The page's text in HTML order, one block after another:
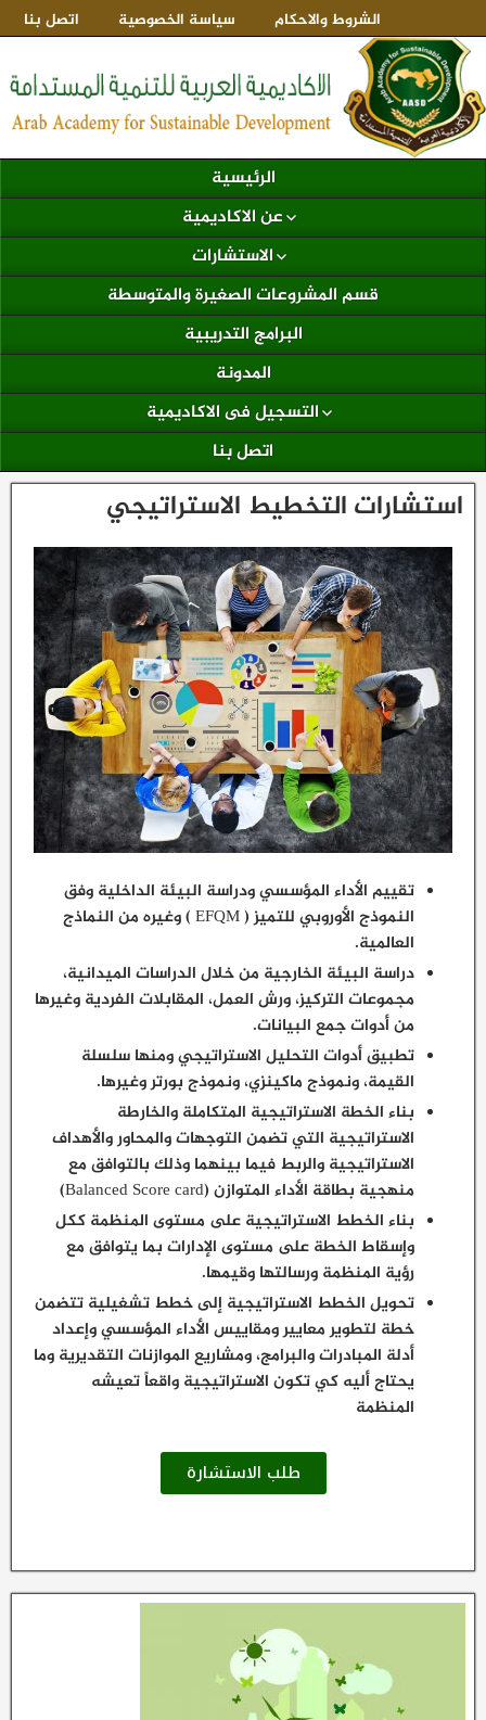
الشروط والاحكام سياسة الخصوصية اتصل بنا
الرئيسية
عن الاكاديمية
الاستشارات
قسم المشروعات الصغيرة والمتوسطة
البرامج التدريبية
المدونة
التسجيل فى الاكاديمية
اتصل بنا
استشارات التخطيط الاستراتيجي
تقييم الأداء المؤسسي ودراسة البيئة الداخلية وفق
النموذج الأوروبي للتميز ( EFQM ) وغيره من النماذج
العالمية.
دراسة البيئة الخارجية من خلال الدراسات الميدانية،
مجموعات التركيز، ورش العمل، المقابلات الفردية وغيرها
من أدوات جمع البيانات.
تطبيق أدوات التحليل الاستراتيجي ومنها سلسلة
القيمة، ونموذج ماكينزي، ونموذج بورتر وغيرها.
بناء الخطة الاستراتيجية المتكاملة والخارطة
الاستراتيجية التي تضمن التوجهات والمحاور والأهداف
الاستراتيجية والربط فيما بينهما وذلك بالتوافق مع
منهجية بطاقة الأداء المتوازن (Balanced Score card)
بناء الخطط الاستراتيجية على مستوى المنظمة ككل
وإسقاط الخطة على مستوى الإدارات بما يتوافق مع
رؤية المنظمة ورسالتها وقيمها.
تحويل الخطط الاستراتيجية إلى خطط تشغيلية تتضمن
خطة لتطوير معايير ومقاييس الأداء المؤسسي وإعداد
أدلة المبادرات والبرامج، ومشاريع الموازنات التقديرية وما
يحتاج أليه كي تكون الاستراتيجية واقعاً تعيشه
المنظمة
طلب الاستشارة